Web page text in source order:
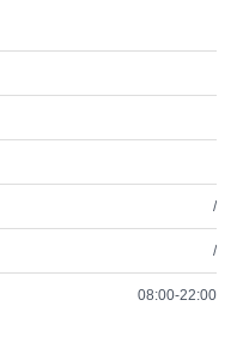
/
/
08:00-22:00